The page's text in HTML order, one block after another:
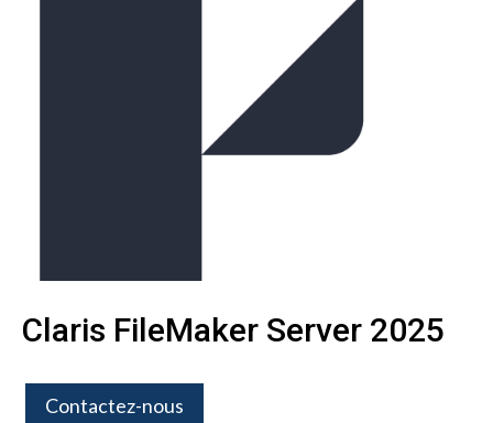
Claris FileMaker Server 2025
Contactez-nous